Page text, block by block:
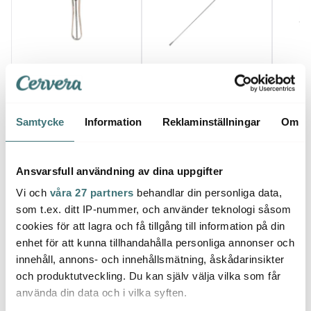
Samtycke Information Reklaminställningar Om
Ansvarsfull användning av dina uppgifter
Vi och våra 27 partners behandlar din personliga data,
som t.ex. ditt IP-nummer, och använder teknologi såsom
cookies för att lagra och få tillgång till information på din
enhet för att kunna tillhandahålla personliga annonser och
innehåll, annons- och innehållsmätning, åskådarinsikter
och produktutveckling. Du kan själv välja vilka som får
använda din data och i vilka syften.
Potatisskalare Jonas 21
49 kr
I lager
stål/svart
39 kr 129
Låt dig inspireras av våra kunder